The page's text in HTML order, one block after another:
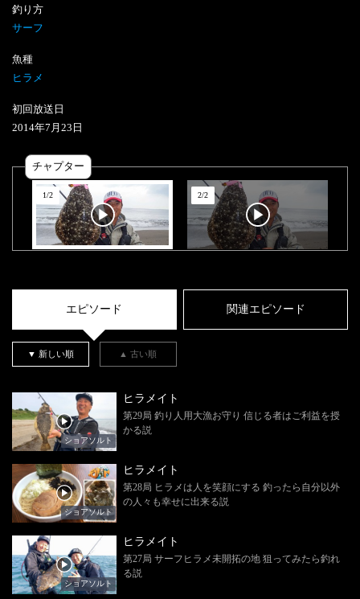
釣り方
サーフ
魚種
ヒラメ
初回放送日
2014年7 月 23 日
チャプター
1/2 2/2
エピソード 関連エピソード
▼ 新しい順 ▲ 古い順
ショアソルト
ヒラメイト
第29局 釣り人用大漁お守り 信じる者はご利益を授
かる説
ショアソルト
ヒラメイト
第28局 ヒラメは人を笑顔にする 釣ったら自分以外
の人々も幸せに出来る説
ショアソルト
ヒラメイト
第27局 サーフヒラメ未開拓の地 狙ってみたら釣れ
る説